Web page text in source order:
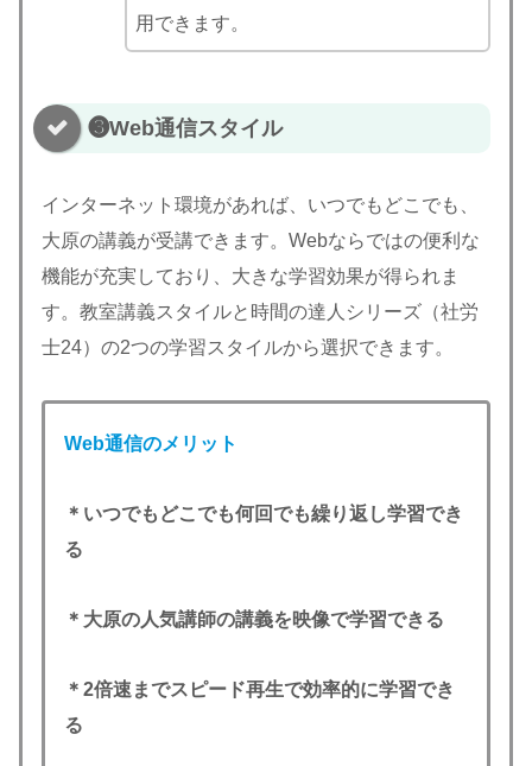
用できます。
❸Web通信スタイル
インターネット環境があれば、いつでもどこでも、
大原の講義が受講できます。Webならではの便利な
機能が充実しており、大きな学習効果が得られま
す。教室講義スタイルと時間の達人シリーズ（社労
士24）の2つの学習スタイルから選択できます。
Web通信のメリット
＊いつでもどこでも何回でも繰り返し学習でき
る
＊大原の人気講師の講義を映像で学習できる
＊2倍速までスピード再生で効率的に学習でき
る